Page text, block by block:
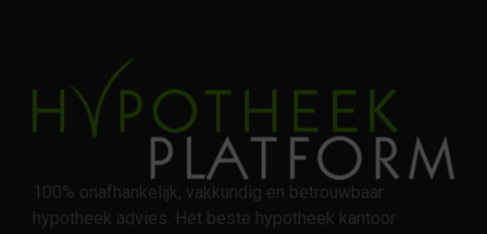
100% onafhankelijk, vakkundig en betrouwbaar
hypotheek advies. Het beste hypotheek kantoor